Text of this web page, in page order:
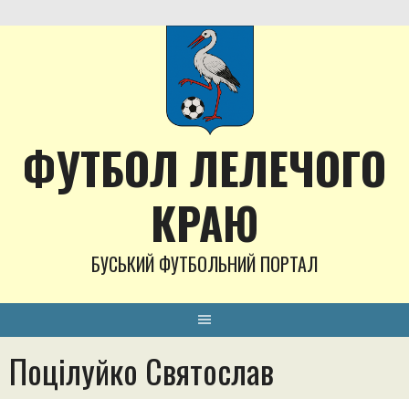
to
ФУТБОЛ ЛЕЛЕЧОГО
КРАЮ
БУСЬКИЙ ФУТБОЛЬНИЙ ПОРТАЛ
Поцілуйко Святослав